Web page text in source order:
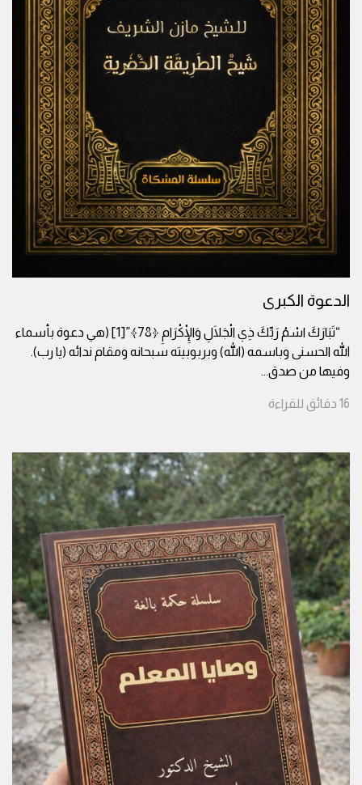
الدعوة الكبرى
“تَبَارَكَ اسْمُ رَبِّكَ ذِي الْجَلَالِ وَالْإِكْرَامِ ﴿78﴾”[1] (هي دعوة بأسماء
الله الحسنى وباسمه (الله) وبربوبيته سبحانه ومقام ندائه (يا رب).
وفيها من صدق...
16 دقائق للقراءة